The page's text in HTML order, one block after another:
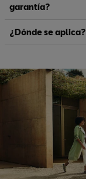
garantía?
¿Dónde se aplica?